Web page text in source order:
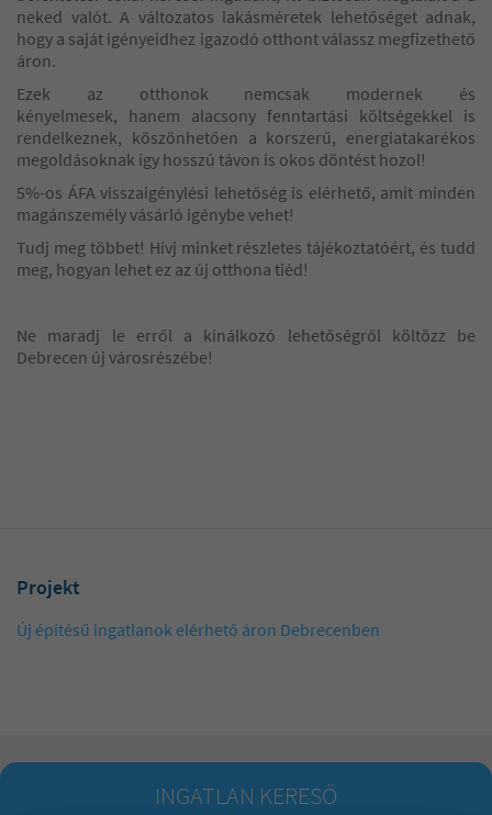
neked valót. A változatos lakásméretek lehetőséget adnak,
hogy a saját igényeidhez igazodó otthont válassz megfizethető
áron.
Ezek az otthonok nemcsak modernek és
kényelmesek, hanem alacsony fenntartási költségekkel is
rendelkeznek, köszönhetően a korszerű, energiatakarékos
megoldásoknak így hosszú távon is okos döntést hozol!
5%-os ÁFA visszaigénylési lehetőség is elérhető, amit minden
magánszemély vásárló igénybe vehet!
Tudj meg többet! Hívj minket részletes tájékoztatóért, és tudd
meg, hogyan lehet ez az új otthona tiéd!
Ne maradj le erről a kínálkozó lehetőségről költözz be
Debrecen új városrészébe!
Projekt
Új építésű ingatlanok elérhető áron Debrecenben
INGATLAN KERESŐ